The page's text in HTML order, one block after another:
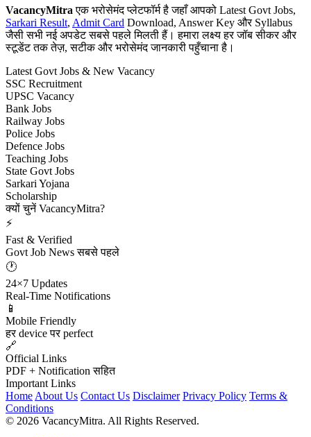
VacancyMitra एक भरोसेमंद प्लेटफॉर्म है जहाँ आपको Latest Govt Jobs,
Sarkari Result, Admit Card Download, Answer Key और Syllabus
जैसी सभी नई अपडेट सबसे पहले मिलती हैं। हमारा लक्ष्य हर जॉब सीकर और
स्टूडेंट तक तेज़, सटीक और भरोसेमंद जानकारी पहुँचाना है।
Latest Govt Jobs & New Vacancy
SSC Recruitment
UPSC Vacancy
Bank Jobs
Railway Jobs
Police Jobs
Defence Jobs
Teaching Jobs
State Govt Jobs
Sarkari Yojana
Scholarship
क्यों चुनें VacancyMitra?
⚡
Fast & Verified
Govt Job News सबसे पहले
🕐
24×7 Updates
Real-Time Notifications
📱
Mobile Friendly
हर device पर perfect
🔗
Official Links
PDF + Notification सहित
Important Links
Home About Us Contact Us Disclaimer Privacy Policy Terms &
Conditions
© 2026 VacancyMitra. All Rights Reserved.